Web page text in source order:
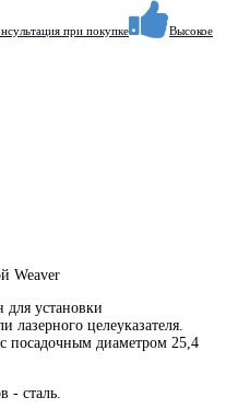
при покупке Высокое
Weaver
установки
лазерного целеуказателя.
посадочным диаметром 25,4
- сталь.